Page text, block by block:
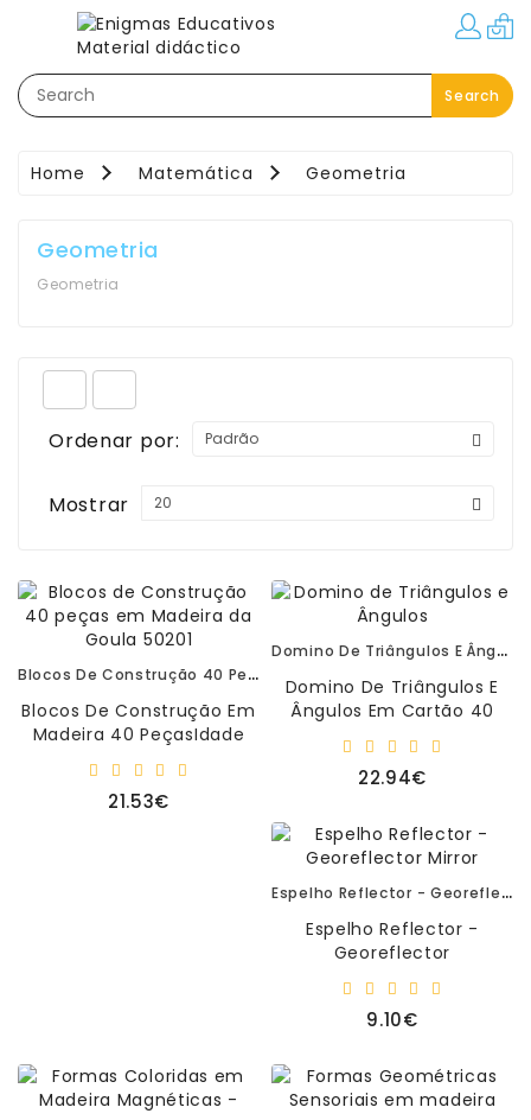
Search
Categorias
Festas–
Áreas
-
Exterior
Ciência
E
Robótica
Material
Escolar
E
Manualidades
–
Panamás
Home Matemática Geometria
Geometria
Geometria
Ordenar por:
Mostrar
Blocos De Construção 40 Peças Em Madeira Da Goula 50201
Blocos De Construção Em
Madeira 40 PeçasIdade
21.53€
Domino De Triângulos E Ângulos
Domino De Triângulos E
Ângulos Em Cartão 40
Dominó É Um Verdadeiro
Desafio Em..
22.94€
Espelho Reflector - Georeflector Mirror
Espelho Reflector -
Georeflector
15,5x9x9cmIdade
Recomendada: +3..
9.10€